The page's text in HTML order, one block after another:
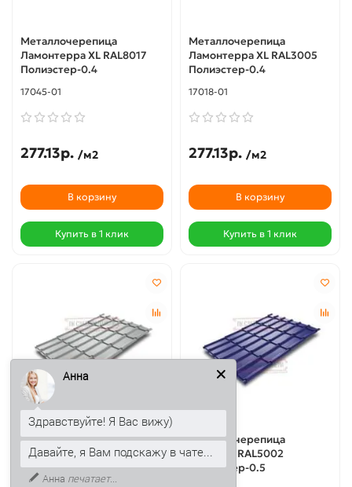
Металлочерепица
Ламонтерра XL RAL8017
Полиэстер-0.4
17045-01
277.13р. /м2
В корзину
Купить в 1 клик
Металлочерепица
Ламонтерра XL RAL3005
Полиэстер-0.4
17018-01
277.13р. /м2
В корзину
Купить в 1 клик
Металлочерепица
Экоррей RAL9006
Полиэстер-0.5
Металлочерепица
Экоррей RAL5002
Полиэстер-0.5
Анна
Здравствуйте! Я Вас вижу)
Давайте, я Вам подскажу в чате...
Анна печатает...